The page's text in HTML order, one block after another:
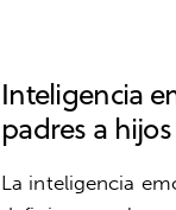
Inteligencia
padres a hijos
La inteligencia